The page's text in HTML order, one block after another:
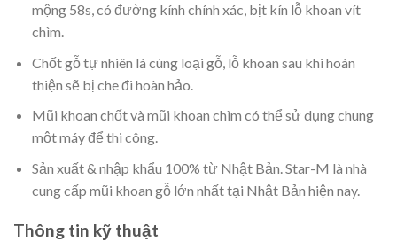
mộng 58s, có đường kính chính xác, bịt kín lỗ khoan vít
chìm.
Chốt gỗ tự nhiên là cùng loại gỗ, lỗ khoan sau khi hoàn
thiện sẽ bị che đi hoàn hảo.
Mũi khoan chốt và mũi khoan chìm có thể sử dụng chung
một máy để thi công.
Sản xuất & nhập khẩu 100% từ Nhật Bản. Star-M là nhà
cung cấp mũi khoan gỗ lớn nhất tại Nhật Bản hiện nay.
Thông tin kỹ thuật